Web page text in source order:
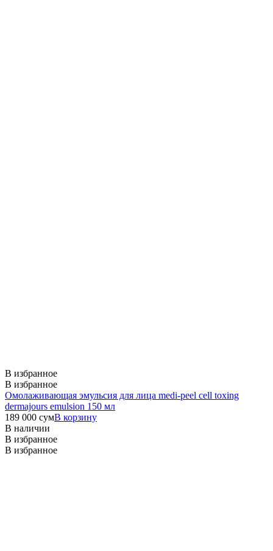
В избранное
В избранное
Омолаживающая эмульсия для лица medi-peel cell toxing
dermajours emulsion 150 мл
189 000 сумВ корзину
В наличии
В избранное
В избранное